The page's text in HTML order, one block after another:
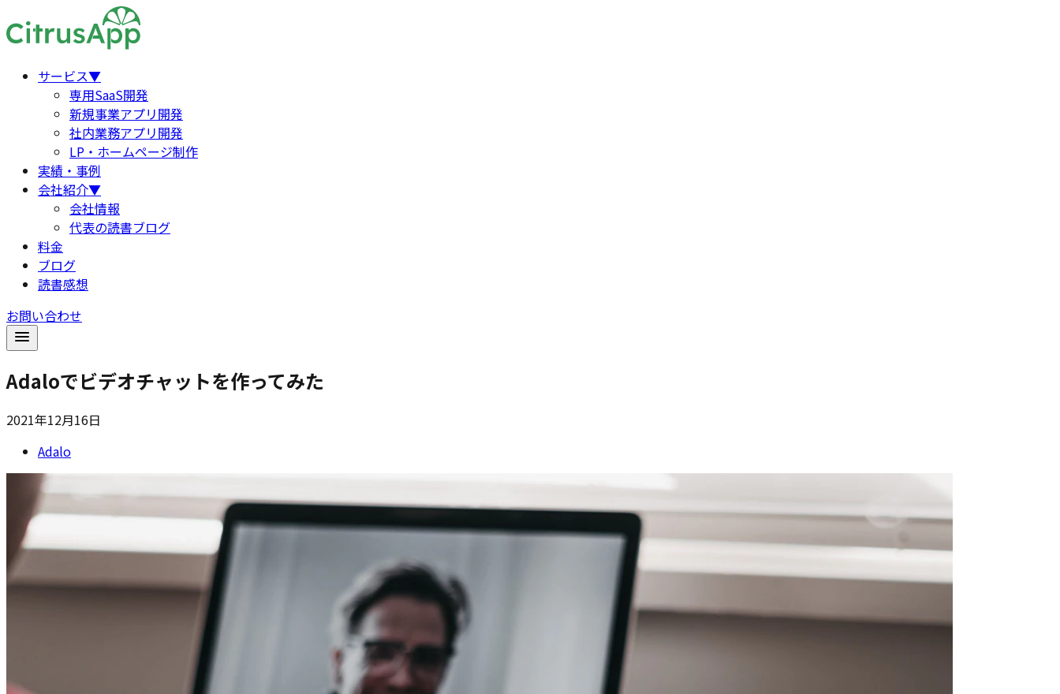
サービス▼
専用SaaS開発
新規事業アプリ開発
社内業務アプリ開発
LP・ホームページ制作
実績・事例
会社紹介▼
会社情報
代表の読書ブログ
料金
ブログ
読書感想
お問い合わせ
Adaloでビデオチャットを作ってみた
2021年12月16日
Adalo